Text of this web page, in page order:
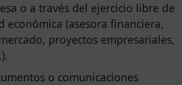
o a través del ejercicio libre de
económica (asesora financiera,
proyectos empresariales,
o comunicaciones